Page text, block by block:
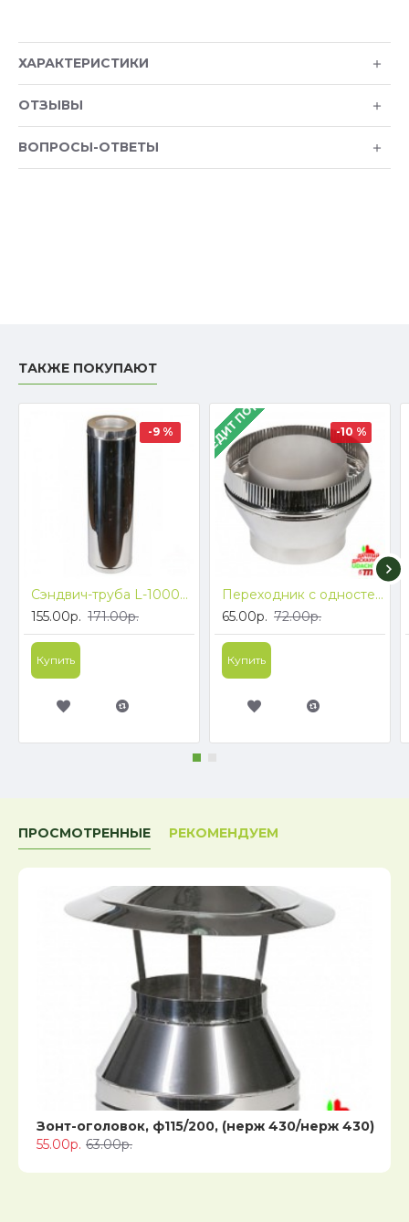
ХАРАКТЕРИСТИКИ
ОТЗЫВЫ
ВОПРОСЫ-ОТВЕТЫ
ТАКЖЕ ПОКУПАЮТ
-9 %
Сэндвич-труба L-1000мм, ф115/200, (304 1.0 зерк./430)
155.00р. 171.00р.
Купить
В КРЕДИТ ПОД 4% -10 %
Переходник с одностенной трубы на двухстенную ф115/200, (304 1.0 зерк./430)
65.00р. 72.00р.
Купить
ПРОСМОТРЕННЫЕ РЕКОМЕНДУЕМ
Зонт-оголовок, ф115/200, (нерж 430/нерж 430)
55.00р. 63.00р.